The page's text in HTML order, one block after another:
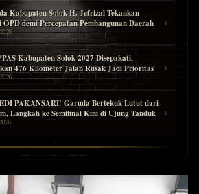
Kabupaten Solok H. Jefrizal Tekankan
OPD demi Percepatan Pembangunan Daerah
›
Kabupaten Solok 2027 Disepakati,
476 Kilometer Jalan Rusak Jadi Prioritas
›
PAKANSARI! Garuda Bertekuk Lutut dari
Langkah ke Semifinal Kini di Ujung Tanduk
›